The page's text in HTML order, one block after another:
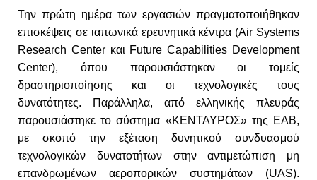
Την πρώτη ημέρα των εργασιών πραγματοποιήθηκαν
επισκέψεις σε ιαπωνικά ερευνητικά κέντρα (Air Systems
Research Center και Future Capabilities Development
Center), όπου παρουσιάστηκαν οι τομείς
δραστηριοποίησης και οι τεχνολογικές τους
δυνατότητες. Παράλληλα, από ελληνικής πλευράς
παρουσιάστηκε το σύστημα «ΚΕΝΤΑΥΡΟΣ» της ΕΑΒ,
με σκοπό την εξέταση δυνητικού συνδυασμού
τεχνολογικών δυνατοτήτων στην αντιμετώπιση μη
επανδρωμένων αεροπορικών συστημάτων (UAS).